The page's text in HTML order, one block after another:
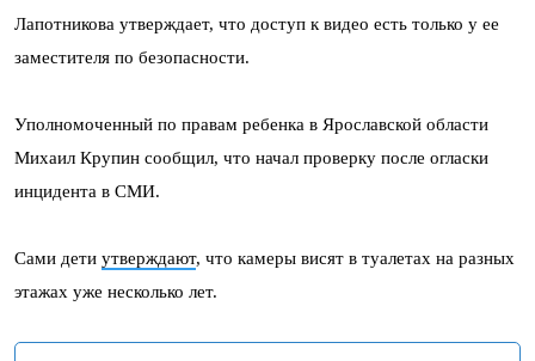
Лапотникова утверждает, что доступ к видео есть только у ее
заместителя по безопасности.
Уполномоченный по правам ребенка в Ярославской области
Михаил Крупин сообщил, что начал проверку после огласки
инцидента в СМИ.
Сами дети утверждают, что камеры висят в туалетах на разных
этажах уже несколько лет.